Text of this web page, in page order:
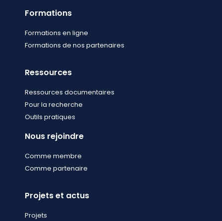
Formations
Formations en ligne
Formations de nos partenaires
Ressources
Ressources documentaires
Pour la recherche
Outils pratiques
Nous rejoindre
Comme membre
Comme partenaire
Projets et actus
Projets